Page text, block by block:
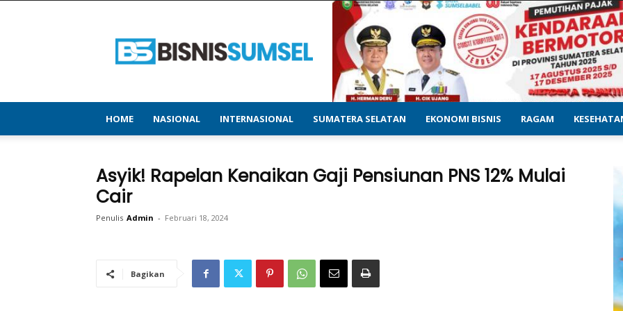
–
Menyajikan
&
Terupdate
HOME NASIONAL INTERNASIONAL SUMATERA SELATAN EKONOMI BISNIS RAGAM
Asyik! Rapelan Kenaikan Gaji Pensiunan PNS 12% Mulai
Cair
Penulis Admin - Februari 18, 2024
Bagikan